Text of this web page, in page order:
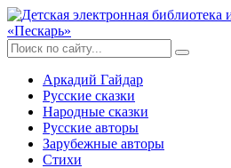
Аркадий Гайдар
Русские сказки
Народные сказки
Русские авторы
Зарубежные авторы
Стихи